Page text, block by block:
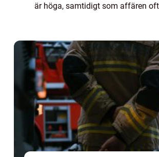
är höga, samtidigt som affären